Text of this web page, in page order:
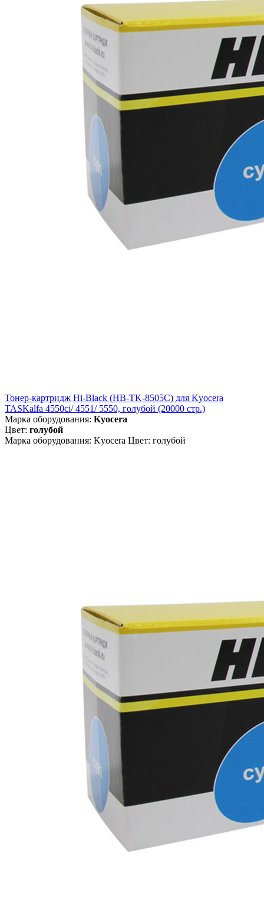
Тонер-картридж Hi-Black (HB-TK-8505C) для Kyocera
TASKalfa 4550ci/ 4551/ 5550, голубой (20000 стр.)
Марка оборудования: Kyocera
Цвет: голубой
Марка оборудования: Kyocera Цвет: голубой